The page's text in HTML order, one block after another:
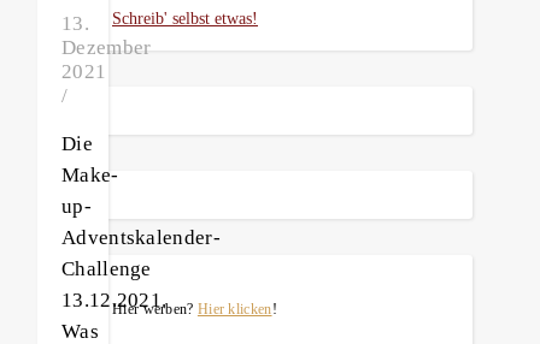
13.
Dezember
2021
/
Die
Make-
up-
Adventskalender-
Challenge
13.12.2021.
Was
Schreib' selbst etwas!
Hier werben? Hier klicken!